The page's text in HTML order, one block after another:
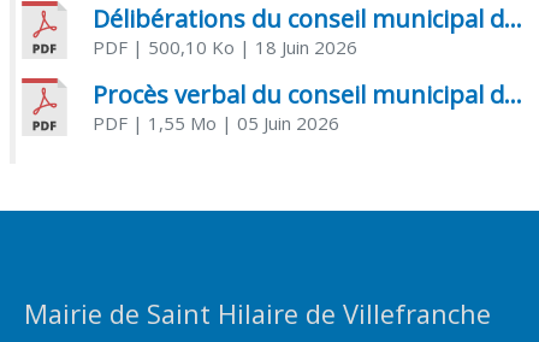
Délibérations du conseil municipal du 18 juin 2026
PDF| 500,10 Ko | 18 Juin 2026
Procès verbal du conseil municipal du 05 juin 2026
PDF| 1,55 Mo | 05 Juin 2026
Mairie de Saint Hilaire de Villefranche